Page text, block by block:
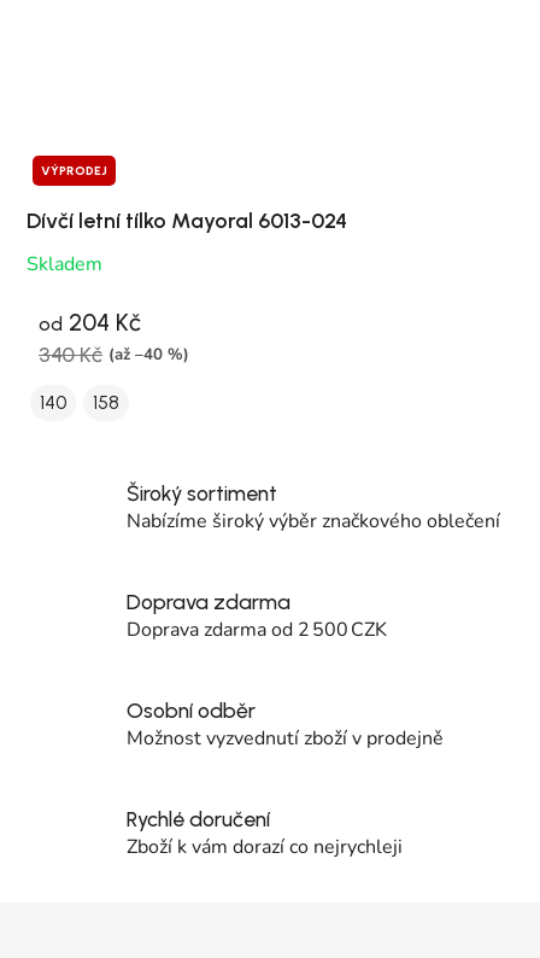
VÝPRODEJ
Dívčí letní tílko Mayoral 6013-024
Skladem
od 204 Kč
340 Kč (až –40 %)
140 158
Široký sortiment
Nabízíme široký výběr značkového oblečení
Doprava zdarma
Doprava zdarma od 2 500 CZK
Osobní odběr
Možnost vyzvednutí zboží v prodejně
Rychlé doručení
Zboží k vám dorazí co nejrychleji